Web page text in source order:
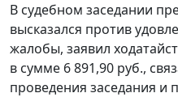
В судебном заседании
высказался против
жалобы, заявил
в сумме 6 891,90 руб.,
проведения заседания и